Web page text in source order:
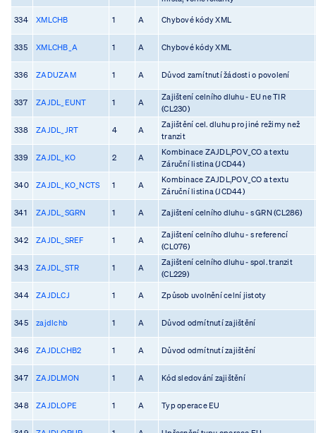
334 XMLCHB 1 A Chybové kódy XML
335 XMLCHB_A 1 A Chybové kódy XML
336 ZADUZAM 1 A Důvod zamítnutí žádosti o povolení
337 ZAJDL_EUNT 1 A
Zajištení celního dluhu - EU ne TIR
(CL230)
338 ZAJDL_JRT 4 A
Zajištění cel. dluhu pro jiné režimy než
tranzit
339 ZAJDL_KO 2 A
Kombinace ZAJDL,POV_CO a textu
Záruční listina (JCD44)
340 ZAJDL_KO_NCTS 1 A
Kombinace ZAJDL,POV_CO a textu
Záruční listina (JCD44)
341 ZAJDL_SGRN 1 A Zajištení celního dluhu - s GRN (CL286)
342 ZAJDL_SREF 1 A
Zajištení celního dluhu - s referencí
(CL076)
343 ZAJDL_STR 1 A
Zajištení celního dluhu - spol. tranzit
(CL229)
344 ZAJDLCJ 1 A Způsob uvolnění celní jistoty
345 zajdlchb 1 A Důvod odmítnutí zajištění
346 ZAJDLCHB2 1 A Důvod odmítnutí zajištění
347 ZAJDLMON 1 A Kód sledování zajištění
348 ZAJDLOPE 1 A Typ operace EU